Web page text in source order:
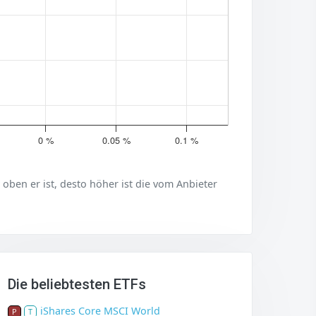
0 % 0.05 % 0.1 %
oben er ist, desto höher ist die vom Anbieter
Die beliebtesten ETFs
P T iShares Core MSCI World